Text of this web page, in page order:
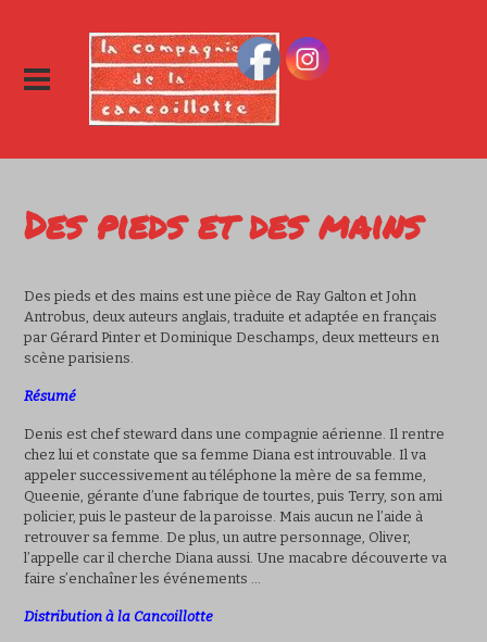
Des pieds et des mains
Des pieds et des mains est une pièce de Ray Galton et John
Antrobus, deux auteurs anglais, traduite et adaptée en français
par Gérard Pinter et Dominique Deschamps, deux metteurs en
scène parisiens.
Résumé
Denis est chef steward dans une compagnie aérienne. Il rentre
chez lui et constate que sa femme Diana est introuvable. Il va
appeler successivement au téléphone la mère de sa femme,
Queenie, gérante d’une fabrique de tourtes, puis Terry, son ami
policier, puis le pasteur de la paroisse. Mais aucun ne l’aide à
retrouver sa femme. De plus, un autre personnage, Oliver,
l’appelle car il cherche Diana aussi. Une macabre découverte va
faire s’enchaîner les événements …
Distribution à la Cancoillotte